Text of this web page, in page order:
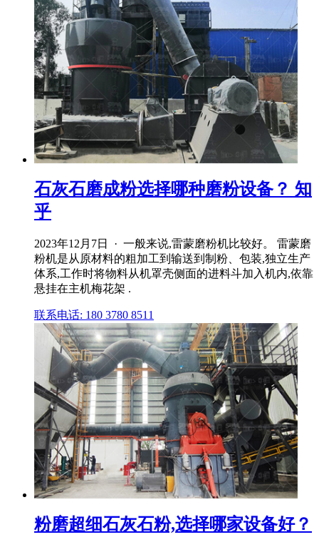
石灰石磨成粉选择哪种磨粉设备？ 知
乎
2023年12月7日 · 一般来说,雷蒙磨粉机比较好。 雷蒙磨
粉机是从原材料的粗加工到输送到制粉、包装,独立生产
体系,工作时将物料从机罩壳侧面的进料斗加入机内,依靠
悬挂在主机梅花架 .
联系电话: 180 3780 8511
粉磨超细石灰石粉,选择哪家设备好？